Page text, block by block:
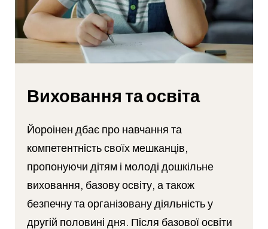
Виховання та освіта
Йороінен дбає про навчання та
компетентність своїх мешканців,
пропонуючи дітям і молоді дошкільне
виховання, базову освіту, а також
безпечну та організовану діяльність у
другій половині дня. Після базової освіти